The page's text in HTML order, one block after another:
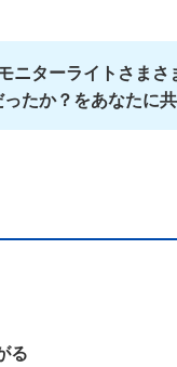
ニターライトさま
たか？をあなたに共
る